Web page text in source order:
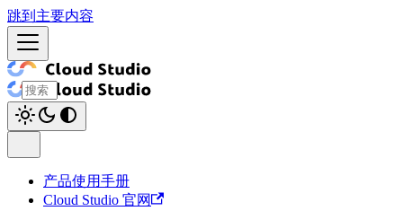
跳到主要内容
产品使用手册
Cloud Studio 官网